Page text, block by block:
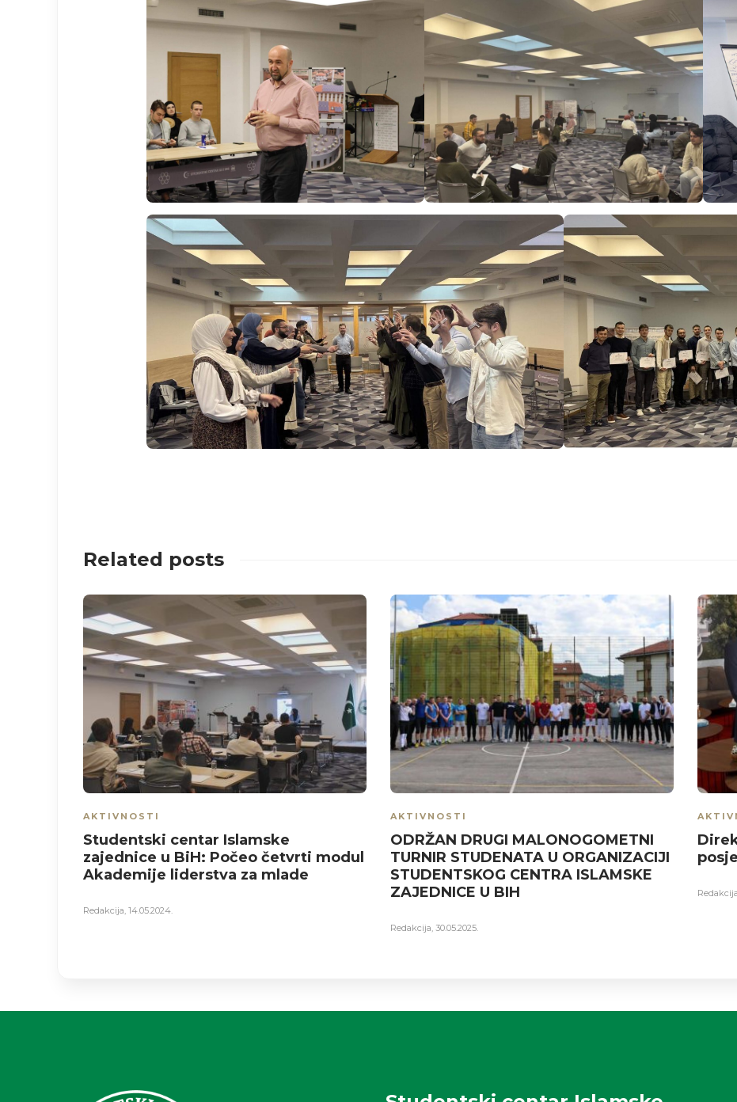
Related posts
AKTIVNOSTI
Studentski centar Islamske
zajednice u BiH: Počeo četvrti modul
Akademije liderstva za mlade
Redakcija 14.05.2024.
AKTIVNOSTI
ODRŽAN DRUGI MALONOGOMETNI
TURNIR STUDENATA U ORGANIZACIJI
STUDENTSKOG CENTRA ISLAMSKE
ZAJEDNICE U BIH
Redakcija 30.05.2025.
Redakcija